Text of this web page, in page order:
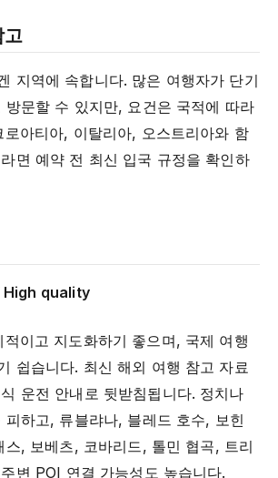
고
지역에 속합니다. 많은 여행자가 단기
방문할 수 있지만, 요건은 국적에 따라
로아티아, 이탈리아, 오스트리아와 함
면 예약 전 최신 입국 규정을 확인하
High quality
이고 지도화하기 좋으며, 국제 여행
쉽습니다. 최신 해외 여행 참고 자료
운전 안내로 뒷받침됩니다. 정치나
피하고, 류블랴나, 블레드 호수, 보힌
스, 보베츠, 코바리드, 톨민 협곡, 트리
변 POI 연결 가능성도 높습니다.